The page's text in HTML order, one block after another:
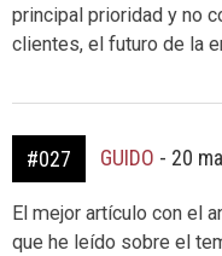
principal prioridad y no
clientes, el futuro de la
#027 GUIDO - 20
El mejor artículo con el
que he leído sobre el